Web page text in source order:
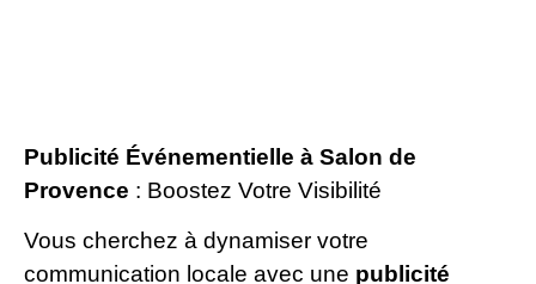
Publicité Événementielle à Salon de
Provence : Boostez Votre Visibilité
Vous cherchez à dynamiser votre
communication locale avec une publicité